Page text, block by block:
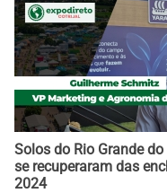
Solos do Rio Grande
se recuperaram das
2024